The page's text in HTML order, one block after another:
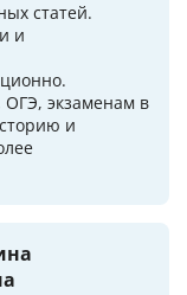
статей.
и
ОГЭ, экзаменам в
и